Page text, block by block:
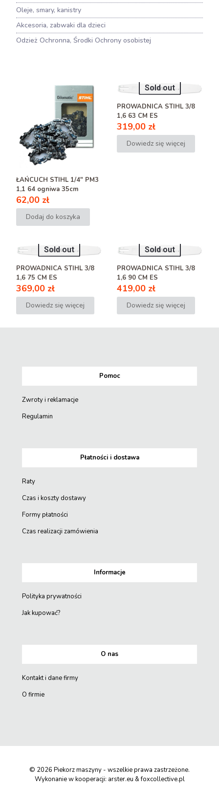
Oleje, smary, kanistry
Akcesoria, zabwaki dla dzieci
Odzież Ochronna, Środki Ochrony osobistej
ŁAŃCUCH STIHL 1/4″ PM3
1,1 64 ogniwa 35cm
62,00 zł
Dodaj do koszyka
Sold out
PROWADNICA STIHL 3/8
1,6 63 CM ES
319,00 zł
Dowiedz się więcej
Sold out
PROWADNICA STIHL 3/8
1,6 75 CM ES
369,00 zł
Dowiedz się więcej
Sold out
PROWADNICA STIHL 3/8
1,6 90 CM ES
419,00 zł
Dowiedz się więcej
Pomoc
Zwroty i reklamacje
Regulamin
Płatności i dostawa
Raty
Czas i koszty dostawy
Formy płatności
Czas realizacji zamówienia
Informacje
Polityka prywatności
Jak kupować?
O nas
Kontakt i dane firmy
O firmie
© 2026 Piekorz maszyny - wszelkie prawa zastrzeżone.
Wykonanie w kooperacji: arster.eu &foxcollective.pl